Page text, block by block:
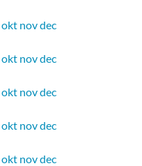
okt novdec
okt novdec
okt novdec
okt novdec
okt novdec